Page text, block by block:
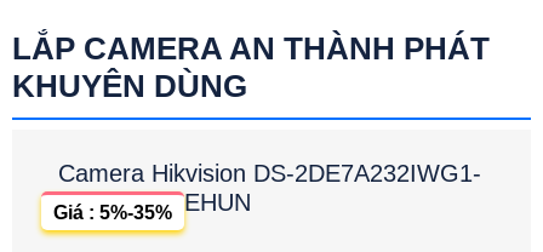
LẮP CAMERA AN THÀNH PHÁT
KHUYÊN DÙNG
Camera Hikvision DS-2DE7A232IWG1-
EHUN
Giá : 5%-35%